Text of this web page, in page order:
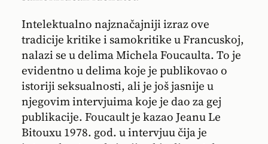
Intelektualno najznačajniji izraz ove
tradicije kritike i samokritike u Francuskoj,
nalazi se u delima Michela Foucaulta. To je
evidentno u delima koje je publikovao o
istoriji seksualnosti, ali je još jasnije u
njegovim intervjuima koje je dao za gej
publikacije. Foucault je kazao Jeanu Le
Bitouxu 1978. god. u intervjuu čija je